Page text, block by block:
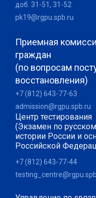
доб. 31-51, 31-52
pk19@rgpu.spb.ru
Приемная
граждан
(по вопросам
восстановления)
+7 (812) 643-77-63
admission@rgpu.spb.ru
Центр тестирования
(Экзамен по
истории России и
Российской
+7 (812) 643-77-44